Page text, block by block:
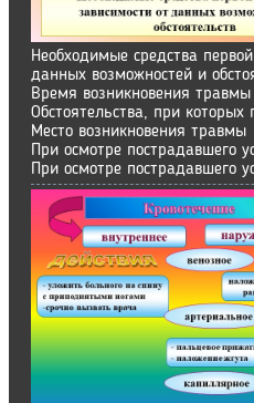
Необходимые средства
данных возможностей и
Время возникновения травмы
Обстоятельства, при
Место возникновения травмы
При осмотре пострадавшего
При осмотре пострадавшего